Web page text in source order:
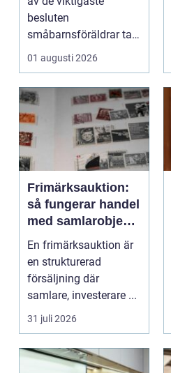
besluten
småbarnsföräldrar tar.
Omsorg, trygghet,
pedagog...
01 augusti 2026
Frimärksauktion:
så fungerar handel
med samlarobjekt i
praktiken
En frimärksauktion är
en strukturerad
försäljning där
samlare, investerare ...
31 juli 2026